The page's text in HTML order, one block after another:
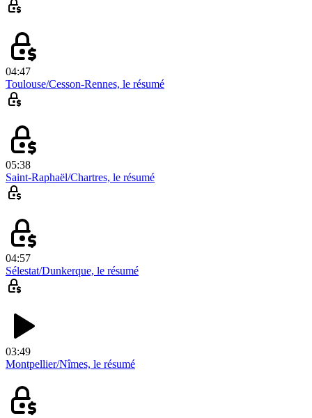
04:47
Toulouse/Cesson-Rennes, le résumé
05:38
Saint-Raphaël/Chartres, le résumé
04:57
Sélestat/Dunkerque, le résumé
03:49
Montpellier/Nîmes, le résumé